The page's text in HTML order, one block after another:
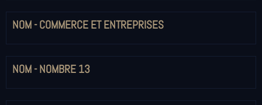
NOM - COMMERCE ET ENTREPRISES
NOM - NOMBRE 13